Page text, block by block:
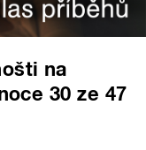
na
30 ze 47